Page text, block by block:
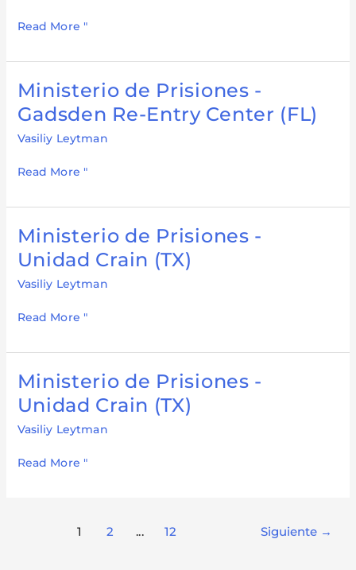
de
(FL)
Read More "
Ministerio de Prisiones -
Gadsden Re-Entry Center (FL)
Vasiliy Leytman
Ministerio
de
Prisiones
-
Re-
(FL)
Read More "
Ministerio de Prisiones -
Unidad Crain (TX)
Vasiliy Leytman
Ministerio
de
Prisiones
-
Crain
Read More "
Ministerio de Prisiones -
Unidad Crain (TX)
Vasiliy Leytman
Ministerio
de
Prisiones
-
Crain
Read More "
1 2 ... 12 Siguiente →